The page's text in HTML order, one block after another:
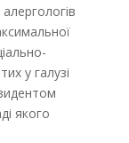
алергологів
у галузі
якого